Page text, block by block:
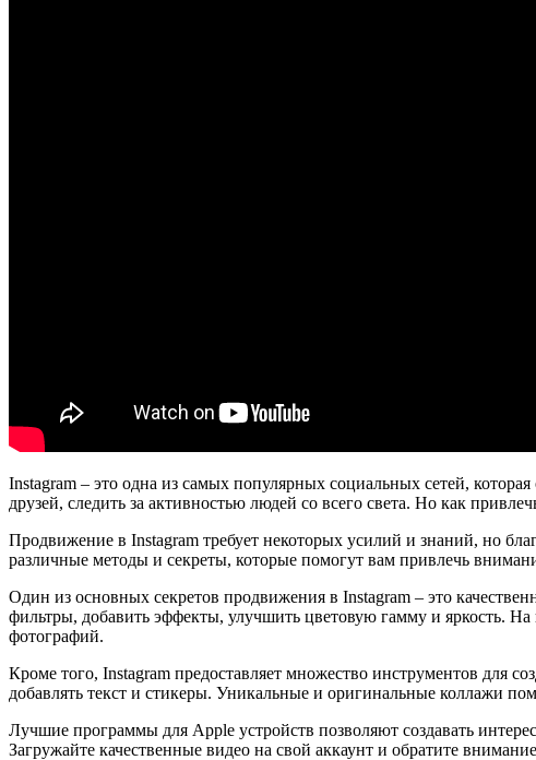
Instagram – это одна из самых популярных социальных сетей,
друзей, следить за активностью людей со всего света. Но как
Продвижение в Instagram требует некоторых усилий и знаний, но
различные методы и секреты, которые помогут вам привлечь
Один из основных секретов продвижения в Instagram – это
фильтры, добавить эффекты, улучшить цветовую гамму и яркость.
фотографий.
Кроме того, Instagram предоставляет множество инструментов для
добавлять текст и стикеры. Уникальные и оригинальные коллажи
Лучшие программы для Apple устройств позволяют создавать
Загружайте качественные видео на свой аккаунт и обратите